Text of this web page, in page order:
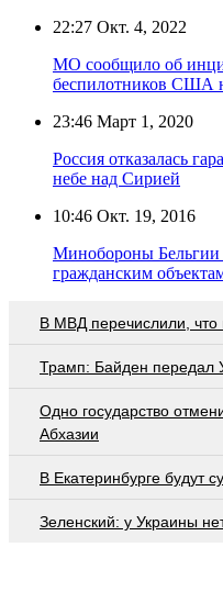
22:27 Окт. 4, 2022
МО сообщило об
беспилотников США
23:46 Март 1, 2020
Россия отказалась
небе над Сирией
10:46 Окт. 19, 2016
Минобороны Бельгии
гражданским
В МВД перечислили, что
Трамп: Байден передал
Одно государство
Абхазии
В Екатеринбурге будут
Зеленский: у Украины